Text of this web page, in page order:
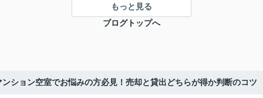
もっと見る
ブログトップへ
ンション空室でお悩みの方必見！売却と貸出どちらが得か判断のコツ